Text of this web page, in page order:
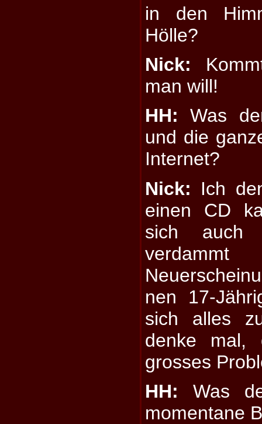
in den
Hölle?
Nick:
man will!
HH: Was
und die
Internet?
Nick: Ich
einen CD
sich auch
nen 17-
sich alles
denke mal,
grosses
HH: Was
momentane